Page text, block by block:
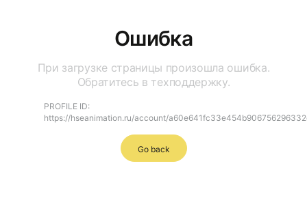
Ошибка
При загрузке страницы произошла ошибка.
Обратитесь в техподдержку.
PROFILE ID:
https://hseanimation.ru/account/
Go back